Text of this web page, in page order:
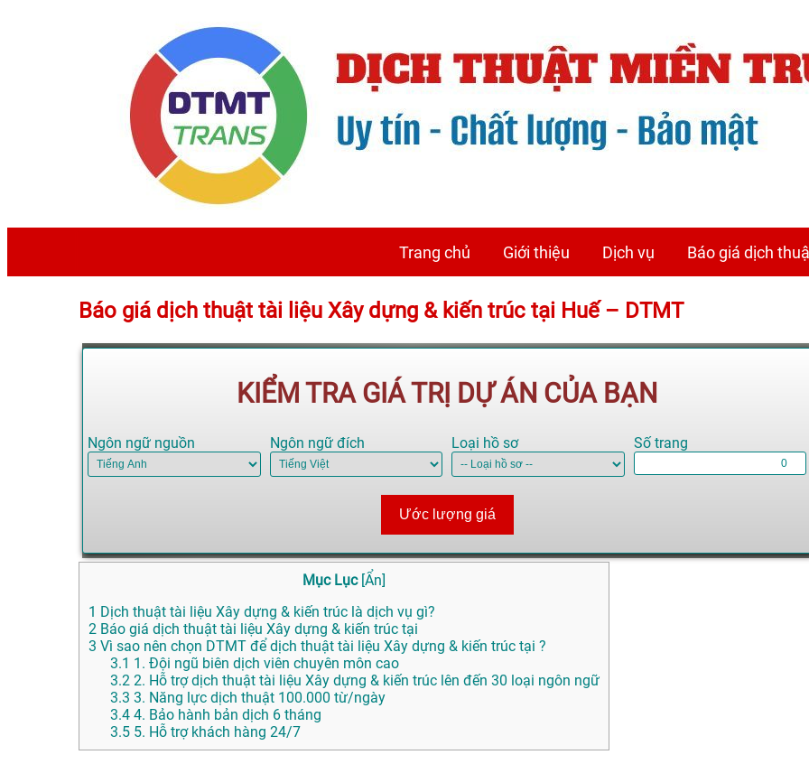
Trang chủ Giới thiệu Dịch vụ Báo giá dịch
Báo giá dịch thuật tài liệu Xây dựng & kiến trúc tại Huế – DTMT
KIỂM TRA GIÁ TRỊ DỰ ÁN CỦA BẠN
Ngôn ngữ nguồn Ngôn ngữ đích Loại hồ sơ Số trang
Ước lượng giá
Mục Lục [Ẩn]
1 Dịch thuật tài liệu Xây dựng & kiến trúc là dịch vụ gì?
2 Báo giá dịch thuật tài liệu Xây dựng & kiến trúc tại
3 Vì sao nên chọn DTMT để dịch thuật tài liệu Xây dựng & kiến trúc tại ?
3.1 1. Đội ngũ biên dịch viên chuyên môn cao
3.2 2. Hỗ trợ dịch thuật tài liệu Xây dựng & kiến trúc lên đến 30 loại ngôn ngữ
3.3 3. Năng lực dịch thuật 100.000 từ/ngày
3.4 4. Bảo hành bản dịch 6 tháng
3.5 5. Hỗ trợ khách hàng 24/7